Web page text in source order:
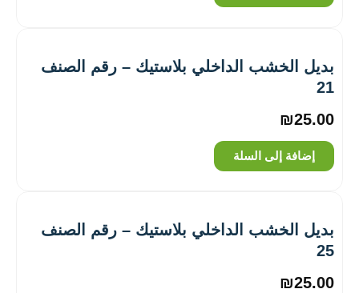
بديل الخشب الداخلي بلاستيك – رقم الصنف
21
₪25.00
إضافة إلى السلة
بديل الخشب الداخلي بلاستيك – رقم الصنف
25
₪25.00